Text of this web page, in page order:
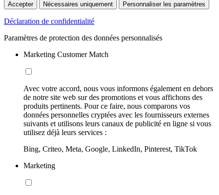
Accepter Nécessaires uniquement Personnaliser les paramètres
Déclaration de confidentialité
Paramètres de protection des données personnalisés
Marketing Customer Match
Avec votre accord, nous vous informons également en dehors
de notre site web sur des promotions et vous affichons des
produits pertinents. Pour ce faire, nous comparons vos
données personnelles cryptées avec les fournisseurs externes
suivants et utilisons leurs canaux de publicité en ligne si vous
utilisez déjà leurs services :
Bing, Criteo, Meta, Google, LinkedIn, Pinterest, TikTok
Marketing